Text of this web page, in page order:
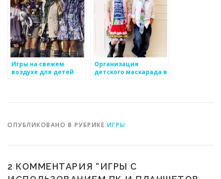
Игры на свежем
воздухе для детей
Организация
детского маскарада в
ОПУБЛИКОВАНО В РУБРИКЕ ИГРЫ
2 КОММЕНТАРИЯ “ ИГРЫ С